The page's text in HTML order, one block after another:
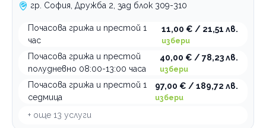
гр. София, Дружба 2, зад блок 309-310
Почасова грижа и престой 1
час
11,00 € / 21,51 лв.
избери
Почасова грижа и престой
полудневно 08:00-13:00 часа
40,00 € / 78,23 лв.
избери
Почасова грижа и престой 1
седмица
97,00 € / 189,72 лв.
избери
+ още 13 услуги